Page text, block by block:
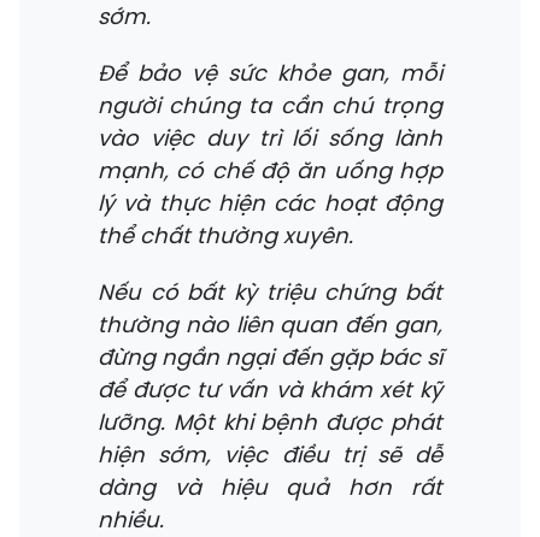
sớm.
Để bảo vệ sức khỏe gan, mỗi
người chúng ta cần chú trọng
vào việc duy trì lối sống lành
mạnh, có chế độ ăn uống hợp
lý và thực hiện các hoạt động
thể chất thường xuyên.
Nếu có bất kỳ triệu chứng bất
thường nào liên quan đến gan,
đừng ngần ngại đến gặp bác sĩ
để được tư vấn và khám xét kỹ
lưỡng. Một khi bệnh được phát
hiện sớm, việc điều trị sẽ dễ
dàng và hiệu quả hơn rất
nhiều.